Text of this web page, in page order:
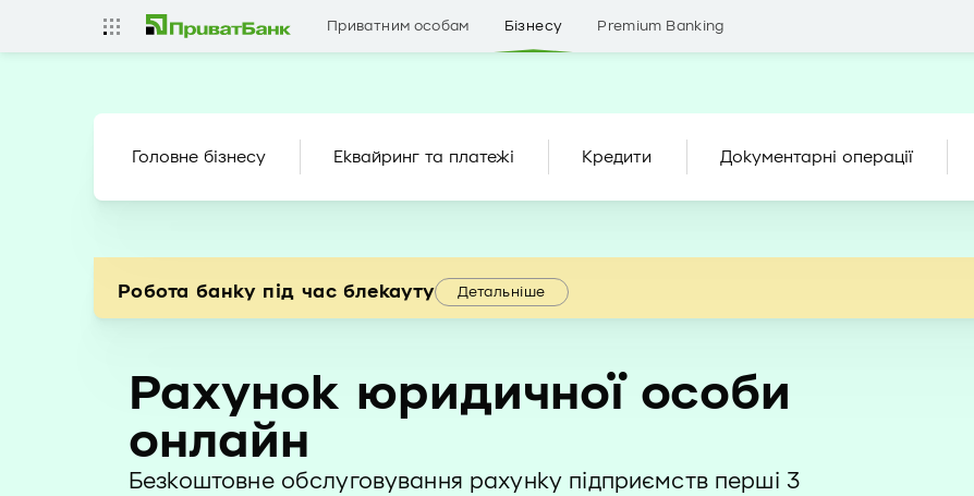
Приватним особам Бізнесу Premium Banking
Головне бізнесу Еквайринг та платежі Кредити Документарні операції
Робота банку під час блекауту Детальніше
Рахунок юридичної особи
онлайн
Безкоштовне обслуговування рахунку підприємств перші 3